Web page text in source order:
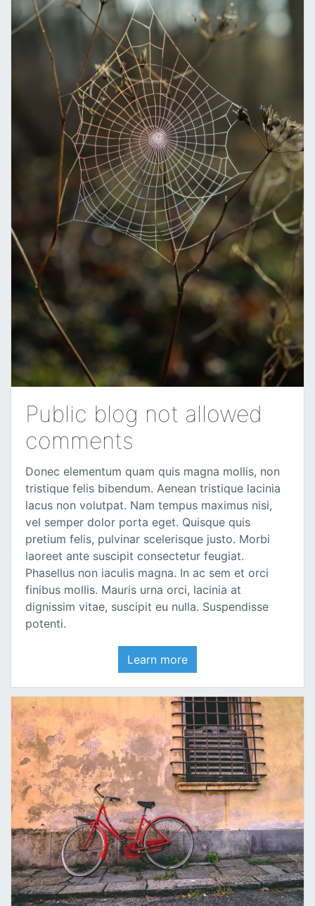
Public blog not allowed
comments
Donec elementum quam quis magna mollis, non
tristique felis bibendum. Aenean tristique lacinia
lacus non volutpat. Nam tempus maximus nisi,
vel semper dolor porta eget. Quisque quis
pretium felis, pulvinar scelerisque justo. Morbi
laoreet ante suscipit consectetur feugiat.
Phasellus non iaculis magna. In ac sem et orci
finibus mollis. Mauris urna orci, lacinia at
dignissim vitae, suscipit eu nulla. Suspendisse
potenti.
Learn more